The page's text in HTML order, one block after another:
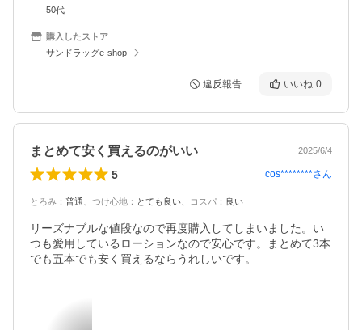
50代
購入したストア
サンドラッグe-shop
違反報告 いいね 0
まとめて安く買えるのがいい 2025/6/4
5 cos********さん
とろみ ： 普通 つけ心地 ： とても良い コスパ ： 良い
リーズナブルな値段なので再度購入してしまいました。い
つも愛用しているローションなので安心です。まとめて3本
でも五本でも安く買えるならうれしいです。